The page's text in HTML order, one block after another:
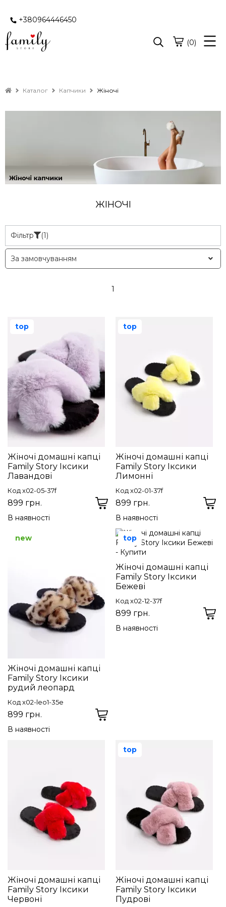
+380964446450
(0)
Каталог Капчики Жіночі
ЖІНОЧІ
Фільтр (1)
1
Жіночі домашні капці
Family Story Іксики
Лавандові
Код x02-05-37f
899 грн.
В наявності
top
Жіночі домашні капці
Family Story Іксики
Лимонні
Код x02-01-37f
899 грн.
В наявності
top
Жіночі домашні капці
Family Story Іксики
рудий леопард
Код x02-leo1-35e
899 грн.
В наявності
new
Жіночі домашні капці
Family Story Іксики
Бежеві
Код x02-12-37f
899 грн.
В наявності
top
Жіночі домашні капці
Family Story Іксики
Червоні
Жіночі домашні капці
Family Story Іксики
Пудрові
top